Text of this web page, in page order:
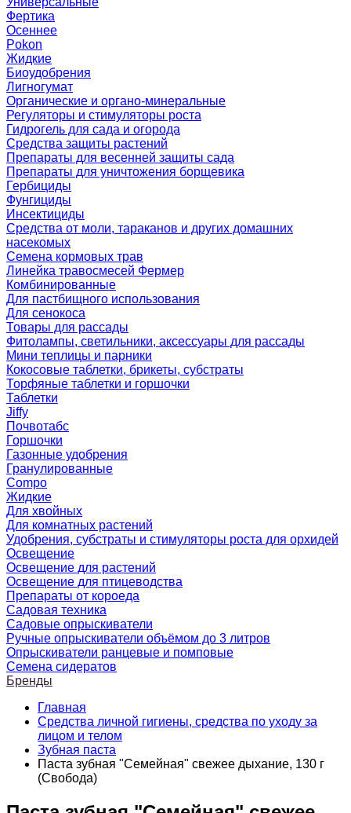
Фертика
Осеннее
Pokon
Жидкие
Биоудобрения
Лигногумат
Органические и органо-минеральные
Регуляторы и стимуляторы роста
Гидрогель для сада и огорода
Средства защиты растений
Препараты для весенней защиты сада
Препараты для уничтожения борщевика
Гербициды
Фунгициды
Инсектициды
Средства от моли, тараканов и других домашних
насекомых
Семена кормовых трав
Линейка травосмесей Фермер
Комбинированные
Для пастбищного использования
Для сенокоса
Товары для рассады
Фитолампы, светильники, аксессуары для рассады
Мини теплицы и парники
Кокосовые таблетки, брикеты, субстраты
Торфяные таблетки и горшочки
Таблетки
Jiffy
Почвотабс
Горшочки
Газонные удобрения
Гранулированные
Compo
Жидкие
Для хвойных
Для комнатных растений
Удобрения, субстраты и стимуляторы роста для орхидей
Освещение
Освещение для растений
Освещение для птицеводства
Препараты от короеда
Садовая техника
Садовые опрыскиватели
Ручные опрыскиватели объёмом до 3 литров
Опрыскиватели ранцевые и помповые
Семена сидератов
Бренды
Главная
Средства личной гигиены, средства по уходу за
лицом и телом
Зубная паста
Паста зубная "Семейная" свежее дыхание, 130 г
(Свобода)